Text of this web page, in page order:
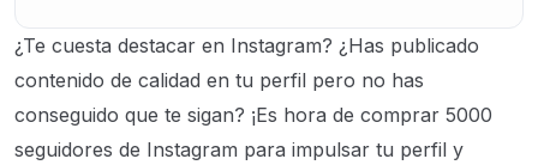
¿Te cuesta destacar en Instagram? ¿Has publicado
contenido de calidad en tu perfil pero no has
conseguido que te sigan? ¡Es hora de comprar 5000
seguidores de Instagram para impulsar tu perfil y